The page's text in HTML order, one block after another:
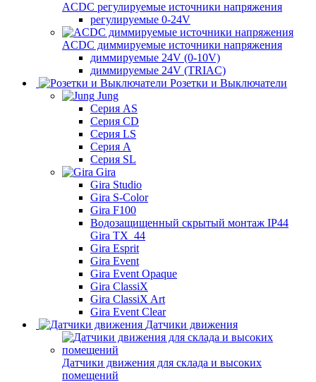
ACDC регулируемые источники напряжения
регулируемые 0-24V
ACDC диммируемые источники напряжения
диммируемые 24V (0-10V)
диммируемые 24V (TRIAC)
Розетки и Выключатели
Jung
Серия AS
Серия CD
Серия LS
Серия A
Серия SL
Gira
Gira Studio
Gira S-Color
Gira F100
Водозащищенный скрытый монтаж IP44
Gira TX_44
Gira Esprit
Gira Event
Gira Event Opaque
Gira ClassiX
Gira ClassiX Art
Gira Event Clear
Датчики движения
Датчики движения для склада и высоких
помещений